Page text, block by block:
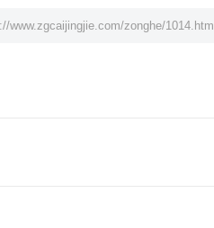
www.zgcaijingjie.com/zonghe/1014.html